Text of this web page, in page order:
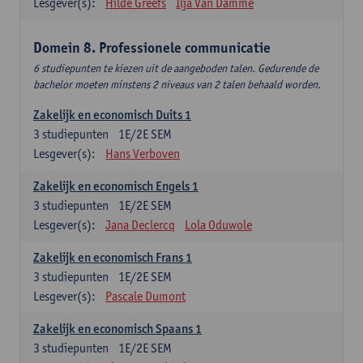
Domein 8. Professionele communicatie
6 studiepunten te kiezen uit de aangeboden talen. Gedurende de
bachelor moeten minstens 2 niveaus van 2 talen behaald worden.
Zakelijk en economisch Duits 1
1E/2E SEM
3 studiepunten
Lesgever(s):
Hans Verboven
Zakelijk en economisch Engels 1
1E/2E SEM
3 studiepunten
Lesgever(s):
Jana Declercq Lola Oduwole
Zakelijk en economisch Frans 1
1E/2E SEM
3 studiepunten
Lesgever(s):
Pascale Dumont
Zakelijk en economisch Spaans 1
1E/2E SEM
3 studiepunten